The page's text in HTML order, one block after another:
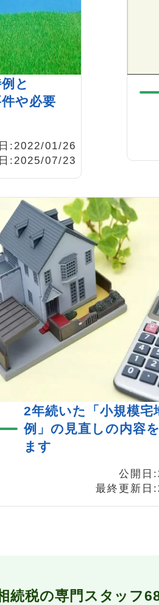
と
や必要
:2022/01/26
:2025/07/23
2年続いた「小規模宅
例」の見直しの内容
ます
公開日
最終更新日
続税の専門スタッフ